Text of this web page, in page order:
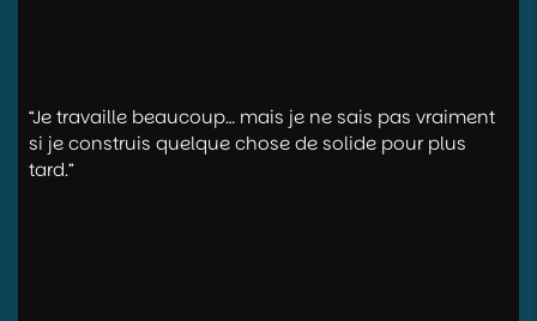
“Je travaille beaucoup… mais je ne sais pas vraiment
si je construis quelque chose de solide pour plus
tard.”